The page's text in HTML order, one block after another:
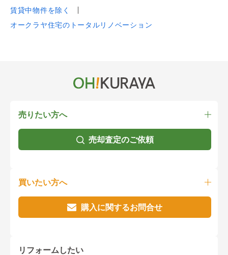
賃貸中物件を除く
オークラヤ住宅のトータルリノベーション
売りたい方へ
売却査定のご依頼
買いたい方へ
購入に関するお問合せ
リフォームしたい